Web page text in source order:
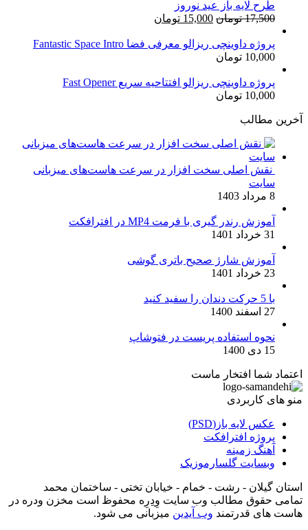
طرح لایه باز عید نوروز
17,500 تومان قیمت
17,500 تومان
15,000 تومان
15,000 تومان.
پروژه داوینچی ریزالو معرفی فضا Fantastic Space Intro
10,000 تومان
پروژه داوینچی ریزالو افتتاحیه سریع Fast Opener
10,000 تومان
آخرین مطالب
نقش اصلی سخت افزار در سرعت هاست‌های میزبانی
سایت
8 مرداد 1403
آموزش رندر گیری با فرمت MP4 در افترافکت
31 خرداد 1401
آموزش شارژ صحیح باتری گوشی
23 خرداد 1401
با 5 حرکت دندان را سفید کنید
27 اسفند 1400
نحوه استفاده پریست در فتوشاپ
15 دی 1400
اعتماد شما افتخار ماست
منو های کاربردی
عکس لایه باز(PSD)
پروژه افترافکت
آهنگ زمینه
وبسایت گلسارموزیک
استان گیلان - رشت - خمام - خیابان تختی - ساختمان محمد
تمامی حقوق مطالب وب سایت وِدِرِه محفوظ است مخزن ودره در
هاست های قدرتمند وب آیدین میزبانی می شود.